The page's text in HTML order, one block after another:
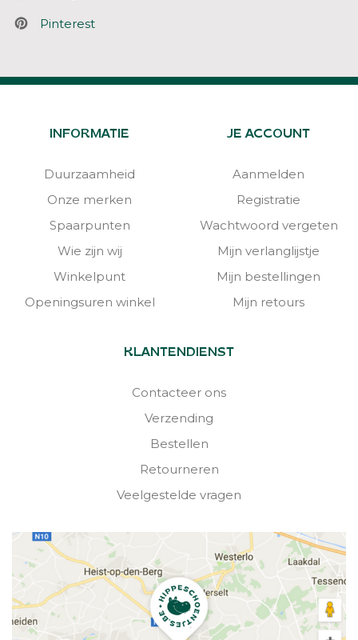
Pinterest
INFORMATIE
Duurzaamheid
Onze merken
Spaarpunten
Wie zijn wij
Winkelpunt
Openingsuren winkel
JE ACCOUNT
Aanmelden
Registratie
Wachtwoord vergeten
Mijn verlanglijstje
Mijn bestellingen
Mijn retours
KLANTENDIENST
Contacteer ons
Verzending
Bestellen
Retourneren
Veelgestelde vragen